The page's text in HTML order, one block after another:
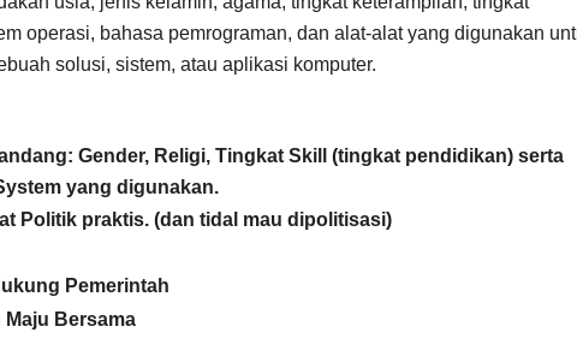
operasi, bahasa pemrograman, dan alat-alat yang digunakan
solusi, sistem, atau aplikasi komputer.
Gender, Religi, Tingkat Skill (tingkat pendidikan) serta
yang digunakan.
Politik praktis. (dan tidal mau dipolitisasi)
Pemerintah
Maju Bersama